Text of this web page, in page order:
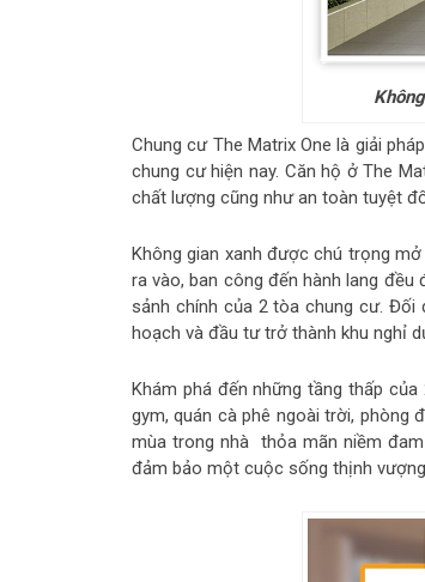
Chung cư The Matrix One là giải
chung cư hiện nay. Căn hộ ở The
chất lượng cũng như an toàn tuyệt
Không gian xanh được chú trọng
ra vào, ban công đến hành lang
sảnh chính của 2 tòa chung cư.
hoạch và đầu tư trở thành khu nghỉ
Khám phá đến những tầng thấp
gym, quán cà phê ngoài trời, phòng
mùa trong nhà thỏa mãn niềm
đảm bảo một cuộc sống thịnh